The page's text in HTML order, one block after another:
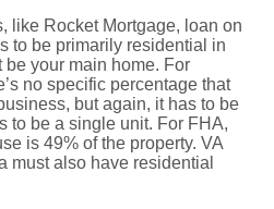
like Rocket Mortgage, loan on
to be primarily residential in
be your main home. For
no specific percentage that
but again, it has to be
to be a single unit. For FHA,
is 49% of the property. VA
must also have residential